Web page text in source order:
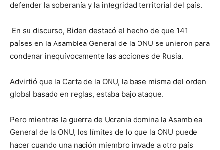
defender la soberanía y la integridad territorial del país.
En su discurso, Biden destacó el hecho de que 141
países en la Asamblea General de la ONU se unieron para
condenar inequívocamente las acciones de Rusia.
Advirtió que la Carta de la ONU, la base misma del orden
global basado en reglas, estaba bajo ataque.
Pero mientras la guerra de Ucrania domina la Asamblea
General de la ONU, los límites de lo que la ONU puede
hacer cuando una nación miembro invade a otro país